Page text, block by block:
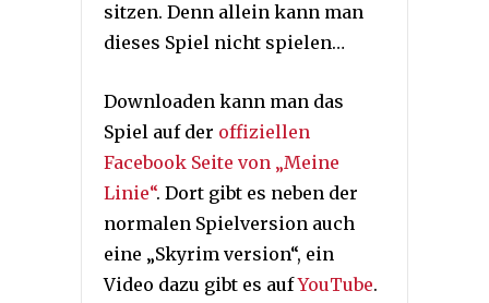
sitzen. Denn allein kann man
dieses Spiel nicht spielen…
Downloaden kann man das
Spiel auf der offiziellen
Facebook Seite von „Meine
Linie“. Dort gibt es neben der
normalen Spielversion auch
eine „Skyrim version“, ein
Video dazu gibt es aufYouTube.